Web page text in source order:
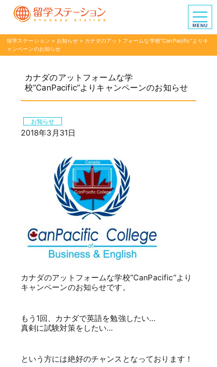
留学ステーション > お知らせ > カナダのアットフォームな学校”CanPacific”よりキ
ャンペーンのお知らせ
カナダのアットフォームな学
校”CanPacific”よりキャンペーンのお知らせ
お知らせ
2018年3月31日
カナダのアットフォームな学校”CanPacific”より
キャンペーンのお知らせです。
もう1回、カナダで英語を勉強したい…
真剣に試験対策をしたい…
という方には絶好のチャンスとなっております！